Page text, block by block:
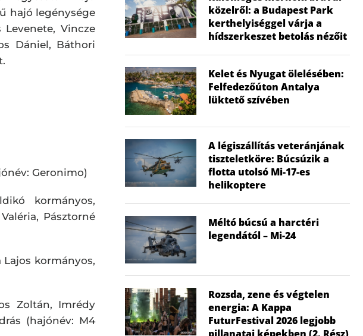
hajó legénysége
Vincze
Dániel, Báthori
Geronimo)
kormányos,
Pásztorné
Lajos kormányos,
Zoltán, Imrédy
(hajónév: M4
közelről: a Budapest Park
kerthelyiséggel várja a
hídszerkeszet betolás nézőit
Kelet és Nyugat ölelésében:
Felfedezőúton Antalya
lüktető szívében
A légiszállítás veteránjának
tiszteletköre: Búcsúzik a
flotta utolsó Mi-17-es
helikoptere
Méltó búcsú a harctéri
legendától – Mi-24
Rozsda, zene és végtelen
energia: A Kappa
FuturFestival 2026 legjobb